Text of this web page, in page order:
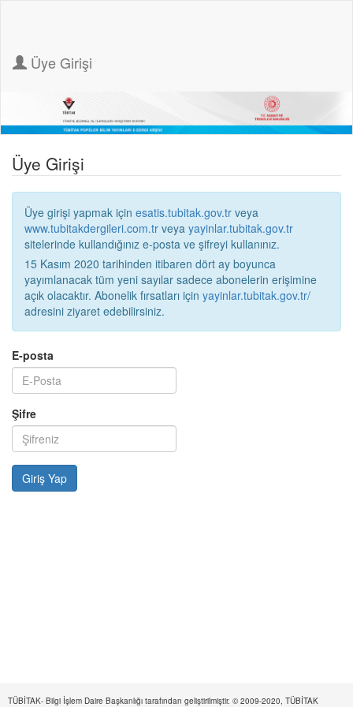
Üye Girişi
Üye Girişi
Üye girişi yapmak için esatis.tubitak.gov.tr veya
www.tubitakdergileri.com.tr veya yayinlar.tubitak.gov.tr
sitelerinde kullandığınız e-posta ve şifreyi kullanınız.
15 Kasım 2020 tarihinden itibaren dört ay boyunca
yayımlanacak tüm yeni sayılar sadece abonelerin erişimine
açık olacaktır. Abonelik fırsatları için yayinlar.tubitak.gov.tr/
adresini ziyaret edebilirsiniz.
E-posta
Şifre
TÜBİTAK- Bilgi İşlem Daire Başkanlığı tarafından geliştirilmiştir. © 2009-2020, TÜBİTAK